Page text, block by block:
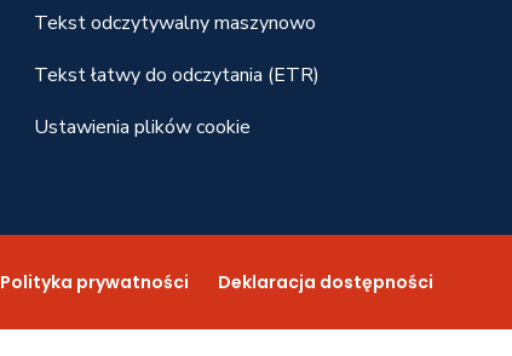
Tekst odczytywalny maszynowo
Tekst łatwy do odczytania (ETR)
Ustawienia plików cookie
Polityka prywatności Deklaracja dostępności